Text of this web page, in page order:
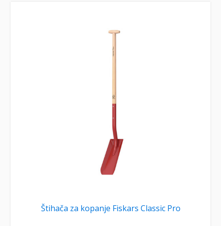
Štihača za kopanje Fiskars Classic Pro